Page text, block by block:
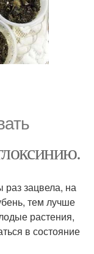
раз зацвела, на
тем лучше
растения,
в состояние